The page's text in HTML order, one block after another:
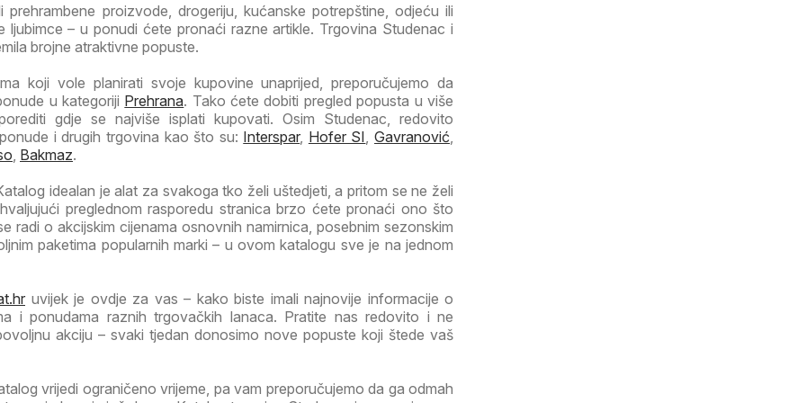
proizvode, drogeriju, kućanske potrepštine, odjeću ili
ljubimce – u ponudi ćete pronaći razne artikle. Trgovina Studenac i
brojne atraktivne popuste.
koji vole planirati svoje kupovine unaprijed, preporučujemo da
u kategoriji Prehrana. Tako ćete dobiti pregled popusta u više
gdje se najviše isplati kupovati. Osim Studenac, redovito
i drugih trgovina kao što su: Interspar, Hofer SI ,Gavranović
Bakmaz.
idealan je alat za svakoga tko želi uštedjeti, a pritom se ne želi
preglednom rasporedu stranica brzo ćete pronaći ono što
radi o akcijskim cijenama osnovnih namirnica, posebnim sezonskim
paketima popularnih marki – u ovom katalogu sve je na jednom
uvijek je ovdje za vas – kako biste imali najnovije informacije o
i ponudama raznih trgovačkih lanaca. Pratite nas redovito i ne
akciju – svaki tjedan donosimo nove popuste koji štede vaš
vrijedi ograničeno vrijeme, pa vam preporučujemo da ga odmah